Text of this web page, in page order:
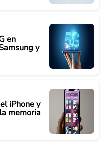
en
y
iPhone y
memoria